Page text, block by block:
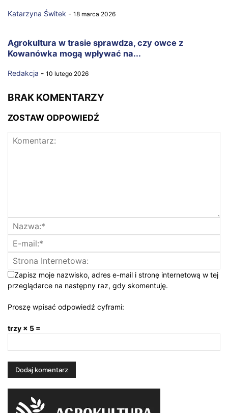
Katarzyna Świtek - 18 marca 2026
Agrokultura w trasie sprawdza, czy owce z
Kowanówka mogą wpływać na...
Redakcja - 10 lutego 2026
BRAK KOMENTARZY
ZOSTAW ODPOWIEDŹ
Zapisz moje nazwisko, adres e-mail i stronę internetową w tej
przeglądarce na następny raz, gdy skomentuję.
Proszę wpisać odpowiedź cyframi:
trzy × 5 =